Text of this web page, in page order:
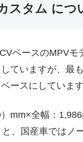
スタム につ
ベースのMPV
ていますが、最
ースにしています
mm×全幅：
、国産車ではノ